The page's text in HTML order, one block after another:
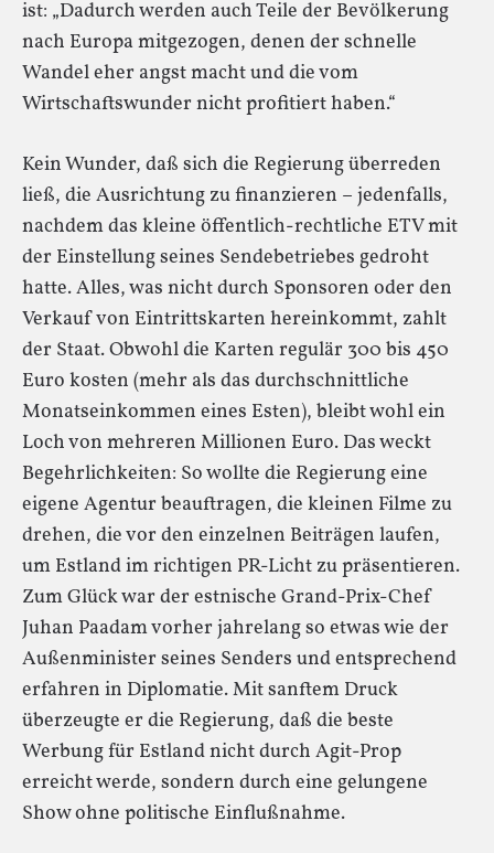
ist: „Dadurch werden auch Teile der Bevölkerung
nach Europa mitgezogen, denen der schnelle
Wandel eher angst macht und die vom
Wirtschaftswunder nicht profitiert haben.“
Kein Wunder, daß sich die Regierung überreden
ließ, die Ausrichtung zu finanzieren – jedenfalls,
nachdem das kleine öffentlich-rechtliche ETV mit
der Einstellung seines Sendebetriebes gedroht
hatte. Alles, was nicht durch Sponsoren oder den
Verkauf von Eintrittskarten hereinkommt, zahlt
der Staat. Obwohl die Karten regulär 300 bis 450
Euro kosten (mehr als das durchschnittliche
Monatseinkommen eines Esten), bleibt wohl ein
Loch von mehreren Millionen Euro. Das weckt
Begehrlichkeiten: So wollte die Regierung eine
eigene Agentur beauftragen, die kleinen Filme zu
drehen, die vor den einzelnen Beiträgen laufen,
um Estland im richtigen PR-Licht zu präsentieren.
Zum Glück war der estnische Grand-Prix-Chef
Juhan Paadam vorher jahrelang so etwas wie der
Außenminister seines Senders und entsprechend
erfahren in Diplomatie. Mit sanftem Druck
überzeugte er die Regierung, daß die beste
Werbung für Estland nicht durch Agit-Prop
erreicht werde, sondern durch eine gelungene
Show ohne politische Einflußnahme.